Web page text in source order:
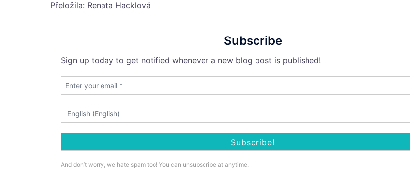
Přeložila: Renata Hacklová
Subscribe
Sign up today to get notified whenever a new blog post is published!
And don’t worry, we hate spam too! You can unsubscribe at anytime.